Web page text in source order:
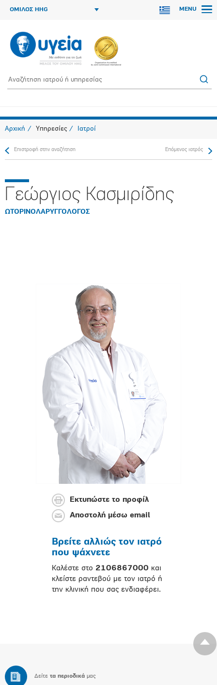
ΟΜΙΛΟΣ HHG MENU
Αρχική Υπηρεσίες Ιατροί
Επιστροφή στην αναζήτηση Επόμενος ιατρός
Γεώργιος Κασμιρίδης
ΩΤΟΡΙΝΟΛΑΡΥΓΓΟΛΟΓΟΣ
Εκτυπώστε το προφίλ
Αποστολή μέσω email
Βρείτε αλλιώς τον ιατρό
που ψάχνετε
Καλέστε στο 2106867000 και
κλείστε ραντεβού με τον ιατρό ή
την κλινική που σας ενδιαφέρει.
Δείτε τα περιοδικά μας